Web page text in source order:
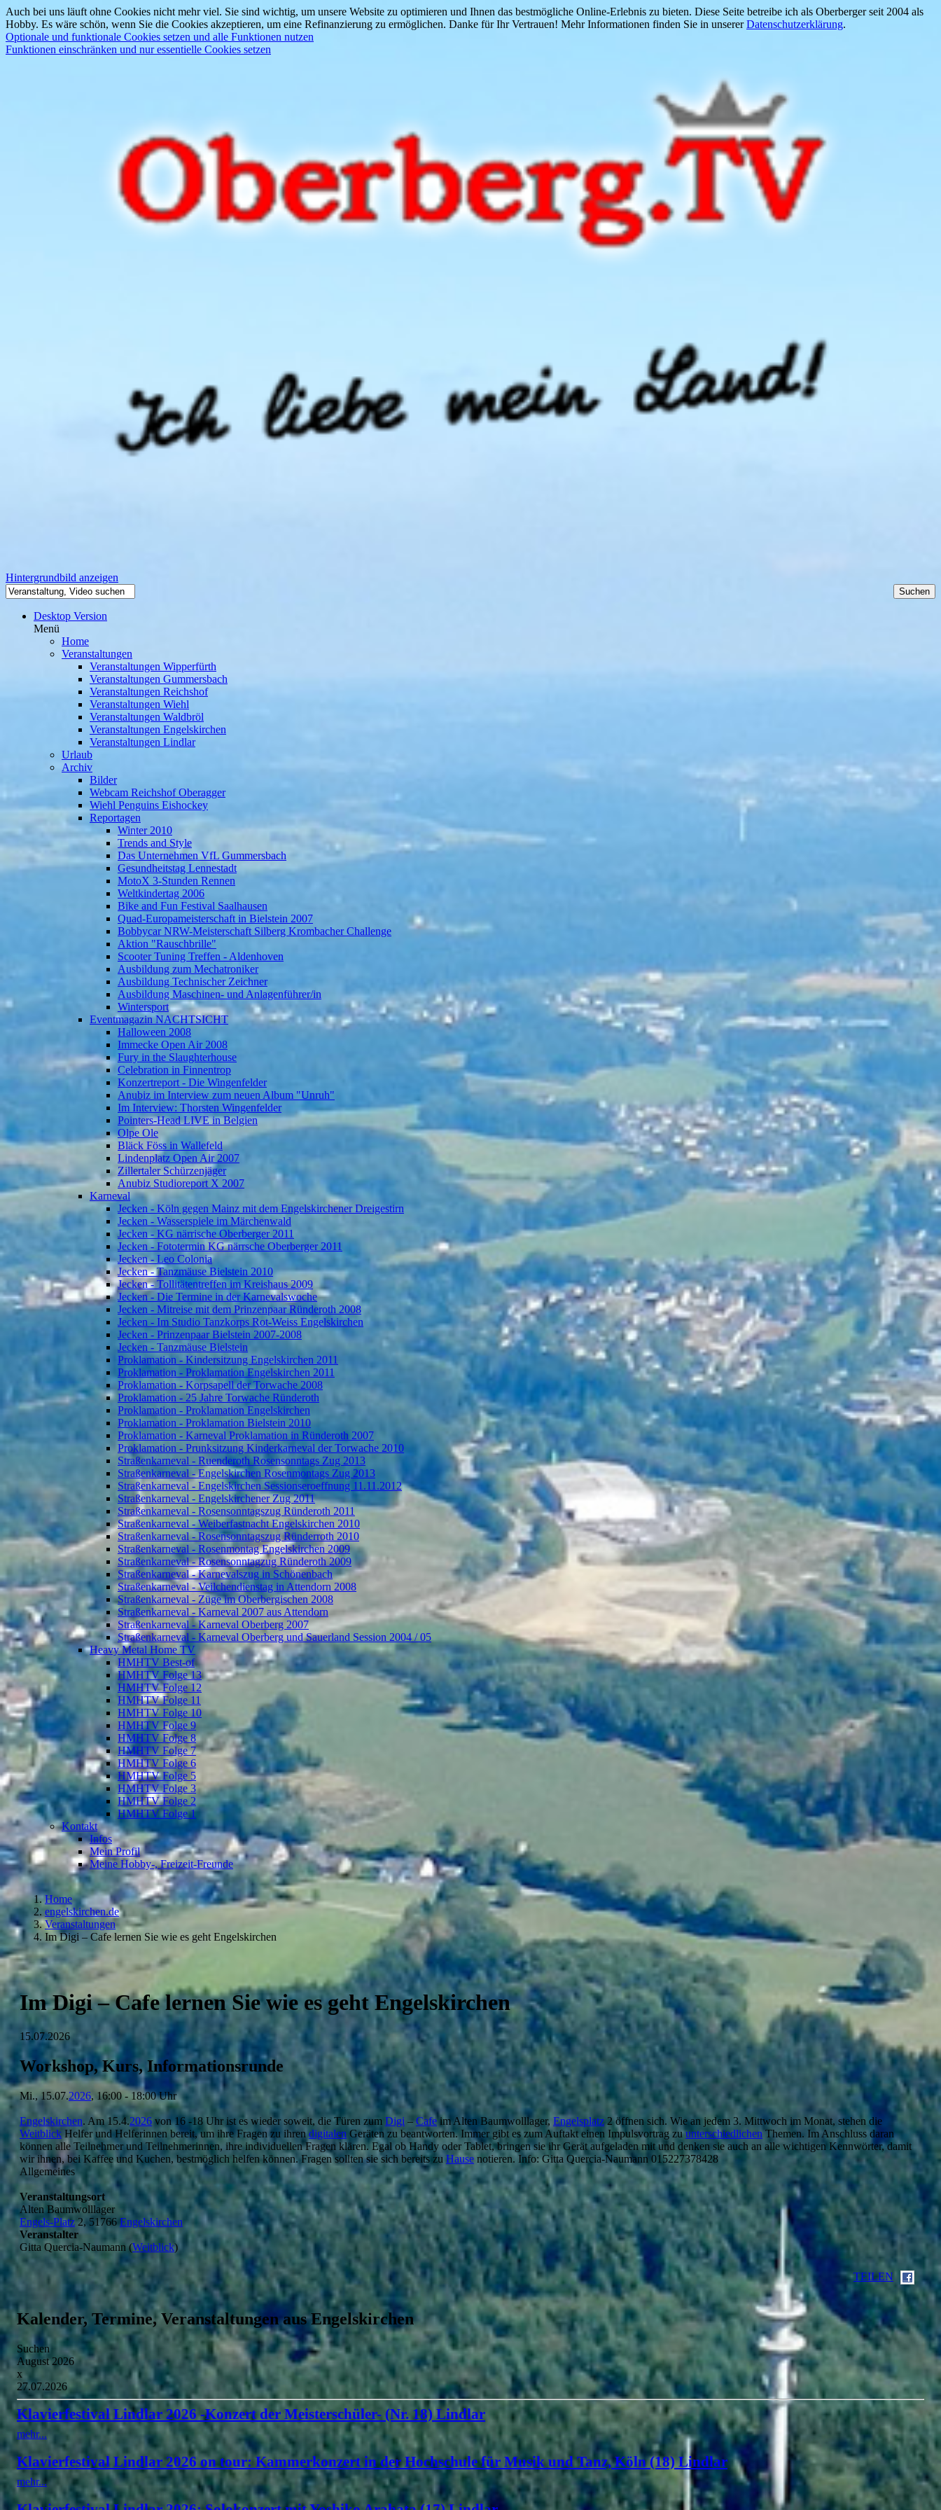
Auch bei uns läuft ohne Cookies nicht mehr viel. Sie sind wichtig, um unsere Website zu optimieren und Ihnen das bestmögliche Online-Erlebnis zu bieten. Diese Seite betreibe ich als Oberberger seit 2004 als
Hobby. Es wäre schön, wenn Sie die Cookies akzeptieren, um eine Refinanzierung zu ermöglichen. Danke für Ihr Vertrauen! Mehr Informationen finden Sie in unsererDatenschutzerklärung.
Optionale und funktionale Cookies setzen und alle Funktionen nutzen
Funktionen einschränken und nur essentielle Cookies setzen
Hintergrundbild anzeigen
Desktop Version
Menü
Home
Veranstaltungen
Veranstaltungen Wipperfürth
Veranstaltungen Gummersbach
Veranstaltungen Reichshof
Veranstaltungen Wiehl
Veranstaltungen Waldbröl
Veranstaltungen Engelskirchen
Veranstaltungen Lindlar
Urlaub
Archiv
Bilder
Webcam Reichshof Oberagger
Wiehl Penguins Eishockey
Reportagen
Winter 2010
Trends and Style
Das Unternehmen VfL Gummersbach
Gesundheitstag Lennestadt
MotoX 3-Stunden Rennen
Weltkindertag 2006
Bike and Fun Festival Saalhausen
Quad-Europameisterschaft in Bielstein 2007
Bobbycar NRW-Meisterschaft Silberg Krombacher Challenge
Aktion "Rauschbrille"
Scooter Tuning Treffen - Aldenhoven
Ausbildung zum Mechatroniker
Ausbildung Technischer Zeichner
Ausbildung Maschinen- und Anlagenführer/in
Wintersport
Eventmagazin NACHTSICHT
Halloween 2008
Immecke Open Air 2008
Fury in the Slaughterhouse
Celebration in Finnentrop
Konzertreport - Die Wingenfelder
Anubiz im Interview zum neuen Album "Unruh"
Im Interview: Thorsten Wingenfelder
Pointers-Head LIVE in Belgien
Olpe Ole
Bläck Föss in Wallefeld
Lindenplatz Open Air 2007
Zillertaler Schürzenjäger
Anubiz Studioreport X 2007
Karneval
Jecken - Köln gegen Mainz mit dem Engelskirchener Dreigestirn
Jecken - Wasserspiele im Märchenwald
Jecken - KG närrische Oberberger 2011
Jecken - Fototermin KG närrsche Oberberger 2011
Jecken - Leo Colonia
Jecken - Tanzmäuse Bielstein 2010
Jecken - Tollitätentreffen im Kreishaus 2009
Jecken - Die Termine in der Karnevalswoche
Jecken - Mitreise mit dem Prinzenpaar Ründeroth 2008
Jecken - Im Studio Tanzkorps Rot-Weiss Engelskirchen
Jecken - Prinzenpaar Bielstein 2007-2008
Jecken - Tanzmäuse Bielstein
Proklamation - Kindersitzung Engelskirchen 2011
Proklamation - Proklamation Engelskirchen 2011
Proklamation - Korpsapell der Torwache 2008
Proklamation - 25 Jahre Torwache Ründeroth
Proklamation - Proklamation Engelskirchen
Proklamation - Proklamation Bielstein 2010
Proklamation - Karneval Proklamation in Ründeroth 2007
Proklamation - Prunksitzung Kinderkarneval der Torwache 2010
Straßenkarneval - Ruenderoth Rosensonntags Zug 2013
Straßenkarneval - Engelskirchen Rosenmontags Zug 2013
Straßenkarneval - Engelskirchen Sessionseroeffnung 11.11.2012
Straßenkarneval - Engelskirchener Zug 2011
Straßenkarneval - Rosensonntagszug Ründeroth 2011
Straßenkarneval - Weiberfastnacht Engelskirchen 2010
Straßenkarneval - Rosensonntagszug Ründerroth 2010
Straßenkarneval - Rosenmontag Engelskirchen 2009
Straßenkarneval - Rosensonntagzug Ründeroth 2009
Straßenkarneval - Karnevalszug in Schönenbach
Straßenkarneval - Veilchendienstag in Attendorn 2008
Straßenkarneval - Züge im Oberbergischen 2008
Straßenkarneval - Karneval 2007 aus Attendorn
Straßenkarneval - Karneval Oberberg 2007
Straßenkarneval - Karneval Oberberg und Sauerland Session 2004 / 05
Heavy Metal Home TV
HMHTV Best-of
HMHTV Folge 13
HMHTV Folge 12
HMHTV Folge 11
HMHTV Folge 10
HMHTV Folge 9
HMHTV Folge 8
HMHTV Folge 7
HMHTV Folge 6
HMHTV Folge 5
HMHTV Folge 3
HMHTV Folge 2
HMHTV Folge 1
Kontakt
Infos
Mein Profil
Meine Hobby-, Freizeit-Freunde
Home
engelskirchen.de
Veranstaltungen
Im Digi – Cafe lernen Sie wie es geht Engelskirchen
Im Digi – Cafe lernen Sie wie es geht Engelskirchen
15.07.2026
Workshop, Kurs, Informationsrunde
Mi., 15.07.2026, 16:00 - 18:00 Uhr
Engelskirchen. Am 15.4.2026 von 16 -18 Uhr ist es wieder soweit, die Türen zum Digi –Cafeim Alten Baumwolllager, Engelsplatz 2 öffnen sich. Wie an jedem 3. Mittwoch im Monat, stehen die
Weitblick Helfer und Helferinnen bereit, um ihre Fragen zu ihren digitalen Geräten zu beantworten. Immer gibt es zum Auftakt einen Impulsvortrag zuunterschiedlichenThemen. Im Anschluss daran
können alle Teilnehmer und Teilnehmerinnen, ihre individuellen Fragen klären. Egal ob Handy oder Tablet, bringen sie ihr Gerät aufgeladen mit und denken sie auch an alle wichtigen Kennwörter, damit
wir ihnen, bei Kaffee und Kuchen, bestmöglich helfen können. Fragen sollten sie sich bereits zu Hause notieren. Info: Gitta Quercia-Naumann 015227378428
Allgemeines
Veranstaltungsort
Alten Baumwolllager
Engels-Platz2, 51766 Engelskirchen
Veranstalter
Gitta Quercia-Naumann (Weitblick)
TEILEN
Kalender, Termine, Veranstaltungen aus Engelskirchen
Suchen
August 2026
x
27.07.2026
Klavierfestival Lindlar 2026 -Konzert der Meisterschüler- (Nr. 18) Lindlar
mehr...
Klavierfestival Lindlar 2026 on tour: Kammerkonzert in der Hochschule für Musik und Tanz, Köln (18) Lindlar
mehr...